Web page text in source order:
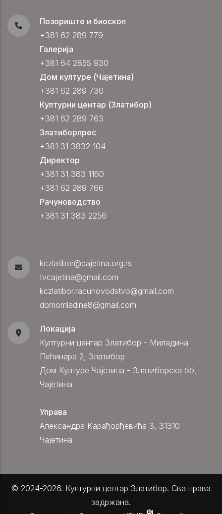
Позориште и биоскоп
+381 62 289 779
Галерија
+381 64 2855 930
Дом културе (Чајетина)
+381 62 289 730
Културни центар (Златибор)
+381 62 289 763
Златиборпрес
+381 31 3832 104
Директор
+381 31 383 1160
+381 62 289 766
Рачуноводство
+381 31 383 2256
kczlatibor@cajetina.org.rs
tvcajetina@gmail.com
kczlatibor.racunovodstvo@gmail.com
domomladine8@gmail.com
Локација
Културни центар Златибор - Миладина
Пећинара 2, Златибор
Дом Културе Чајетина - Златиборска бб,
Чајетина
Управа
Александра Карађорђевића 3, 31310
Чајетина
© 2024-2026. Културни центар Златибор. Сва права
задржана.